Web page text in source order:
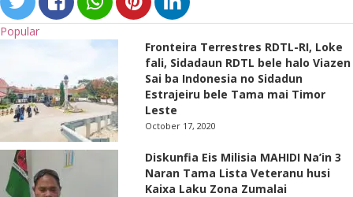
Popular
Fronteira Terrestres RDTL-RI, Loke
fali, Sidadaun RDTL bele halo Viazen
Sai ba Indonesia no Sidadun
Estrajeiru bele Tama mai Timor
Leste
October 17, 2020
Diskunfia Eis Milisia MAHIDI Na’in 3
Naran Tama Lista Veteranu husi
Kaixa Laku Zona Zumalai